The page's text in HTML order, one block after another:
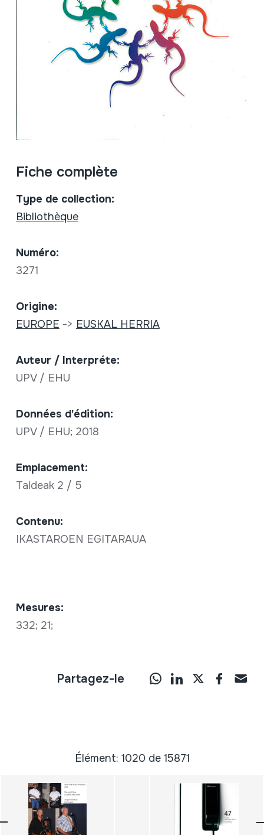
Fiche complète
Type de collection:
Bibliothèque
Numéro:
3271
Origine:
EUROPE -> EUSKAL HERRIA
Auteur / Interpréte:
UPV / EHU
Données d'édition:
UPV / EHU; 2018
Emplacement:
Taldeak 2 / 5
Contenu:
IKASTAROEN EGITARAUA
Mesures:
332; 21;
Partagez-le
Élément: 1020 de 15871